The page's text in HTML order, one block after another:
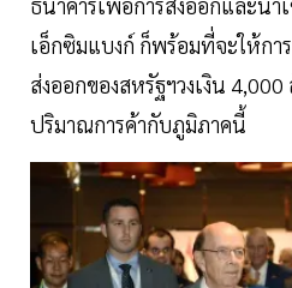
เอ็กซิมแบงก์ ก็พร้อมที่จะให้ก
ส่งออกของสหรัฐฯวงเงิน
ปริมาณการค้ากับภูมิภาคนี้